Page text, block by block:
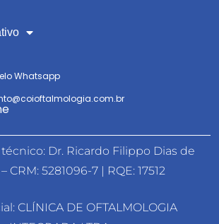
Whatsapp
Dr. Ricardo Filippo Dias de
CRM: 5281096-7 | RQE: 17512
CLÍNICA DE OFTALMOLOGIA